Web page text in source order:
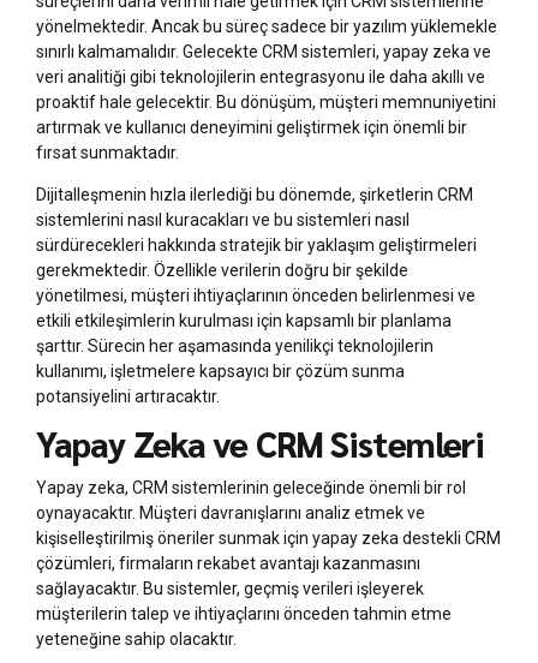
yönelmektedir. Ancak bu süreç sadece bir yazılım yüklemekle
sınırlı kalmamalıdır. Gelecekte CRM sistemleri, yapay zeka ve
veri analitiği gibi teknolojilerin entegrasyonu ile daha akıllı ve
proaktif hale gelecektir. Bu dönüşüm, müşteri memnuniyetini
artırmak ve kullanıcı deneyimini geliştirmek için önemli bir
fırsat sunmaktadır.
Dijitalleşmenin hızla ilerlediği bu dönemde, şirketlerin CRM
sistemlerini nasıl kuracakları ve bu sistemleri nasıl
sürdürecekleri hakkında stratejik bir yaklaşım geliştirmeleri
gerekmektedir. Özellikle verilerin doğru bir şekilde
yönetilmesi, müşteri ihtiyaçlarının önceden belirlenmesi ve
etkili etkileşimlerin kurulması için kapsamlı bir planlama
şarttır. Sürecin her aşamasında yenilikçi teknolojilerin
kullanımı, işletmelere kapsayıcı bir çözüm sunma
potansiyelini artıracaktır.
Yapay Zeka ve CRM Sistemleri
Yapay zeka, CRM sistemlerinin geleceğinde önemli bir rol
oynayacaktır. Müşteri davranışlarını analiz etmek ve
kişiselleştirilmiş öneriler sunmak için yapay zeka destekli CRM
çözümleri, firmaların rekabet avantajı kazanmasını
sağlayacaktır. Bu sistemler, geçmiş verileri işleyerek
müşterilerin talep ve ihtiyaçlarını önceden tahmin etme
yeteneğine sahip olacaktır.